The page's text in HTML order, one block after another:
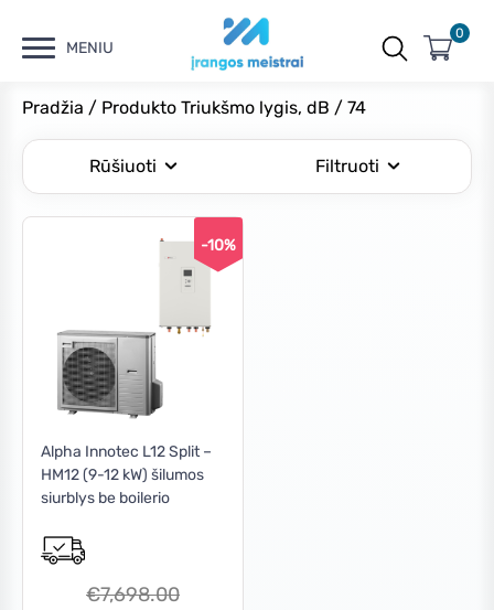
MENIU
0
Pradžia / Produkto Triukšmo lygis, dB / 74
Rūšiuoti Filtruoti
-10%
Alpha Innotec L12 Split –
HM12 (9-12 kW) šilumos
siurblys be boilerio
€7,698.00Original